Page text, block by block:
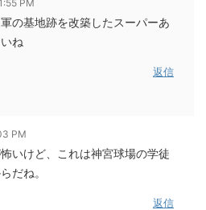
PM
の基地跡を改築したスーパーあ
ね
返信
PM
いけど、これは神宮球場の学徒
だね。
返信